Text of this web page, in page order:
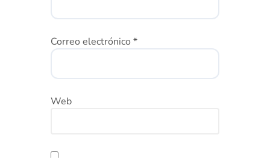
Correo electrónico *
Web